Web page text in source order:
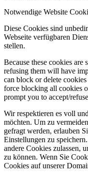
Notwendige Website
Diese Cookies sind
Webseite verfügbaren
stellen.
Because these cookies are
refusing them will have
can block or delete
force blocking all cookies
prompt you to accept/
Wir respektieren es voll
möchten. Um zu
gefragt werden, erlauben
Einstellungen zu
andere Cookies zulassen,
zu können. Wenn Sie
Cookies auf unserer